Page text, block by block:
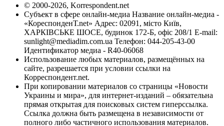
© 2000-2026, Korrespondent.net
Субъект в сфере онлайн-медиа Название онлайн-медиа -
«КореспонденТ.net» Адрес: 02091, місто Київ,
ХАРКІВСЬКЕ ШОСЕ, будинок 172-Б, офіс 208/1 E-mail:
sunlight@mediadim.com.ua Телефон: 044-205-43-00
Идентификатор медиа - R40-06068
Использование любых материалов, размещённых на
сайте, разрешается при условии ссылки на
Корреспондент.net.
При копировании материалов со страницы «Новости
Украины и мира», для интернет-изданий – обязательна
прямая открытая для поисковых систем гиперссылка.
Ссылка должна быть размещена в независимости от
полного либо частичного использования материалов.